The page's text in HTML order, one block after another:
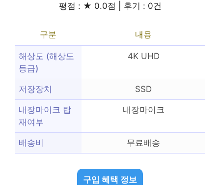
평점 : ★ 0.0점 | 후기 : 0건
구분 내용
해상도 (해상도
등급)
4K UHD
저장장치 SSD
내장마이크 탑
재여부
내장마이크
배송비 무료배송
구입 혜택 정보